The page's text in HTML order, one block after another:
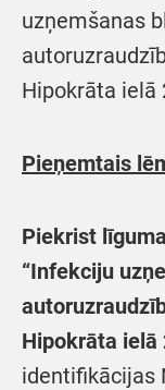
uzņemšanas
Hipokrāta ielā
Pieņemtais
Piekrist
“Infekciju
Hipokrāta ielā
identifikācijas